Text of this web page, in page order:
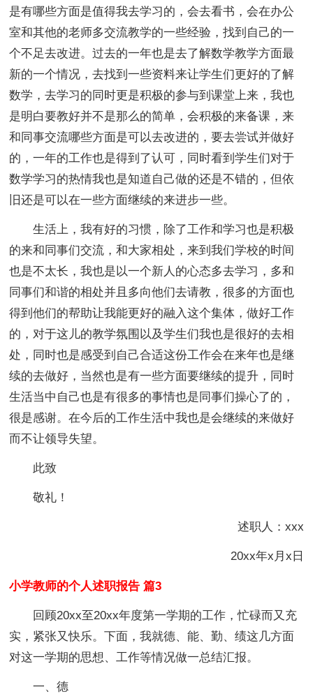
是有哪些方面是值得我去学习的，会去看书，会在办公
室和其他的老师多交流教学的一些经验，找到自己的一
个不足去改进。过去的一年也是去了解数学教学方面最
新的一个情况，去找到一些资料来让学生们更好的了解
数学，去学习的同时更是积极的参与到课堂上来，我也
是明白要教好并不是那么的简单，会积极的来备课，来
和同事交流哪些方面是可以去改进的，要去尝试并做好
的，一年的工作也是得到了认可，同时看到学生们对于
数学学习的热情我也是知道自己做的还是不错的，但依
旧还是可以在一些方面继续的来进步一些。
生活上，我有好的习惯，除了工作和学习也是积极
的来和同事们交流，和大家相处，来到我们学校的时间
也是不太长，我也是以一个新人的心态多去学习，多和
同事们和谐的相处并且多向他们去请教，很多的方面也
得到他们的帮助让我能更好的融入这个集体，做好工作
的，对于这儿的教学氛围以及学生们我也是很好的去相
处，同时也是感受到自己合适这份工作会在来年也是继
续的去做好，当然也是有一些方面要继续的提升，同时
生活当中自己也是有很多的事情也是同事们操心了的，
很是感谢。在今后的工作生活中我也是会继续的来做好
而不让领导失望。
此致
敬礼！
述职人：xxx
20xx年x月x日
小学教师的个人述职报告 篇3
回顾20xx至20xx年度第一学期的工作，忙碌而又充
实，紧张又快乐。下面，我就德、能、勤、绩这几方面
对这一学期的思想、工作等情况做一总结汇报。
一、德